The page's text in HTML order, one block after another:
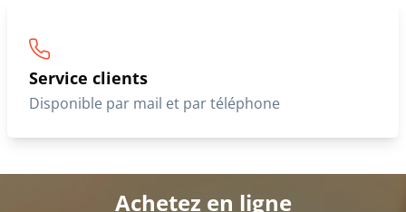
Service clients
Disponible par mail et par téléphone
Achetez en ligne